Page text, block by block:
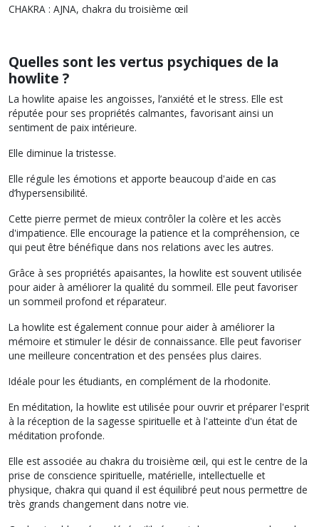
CHAKRA : AJNA, chakra du troisième œil
Quelles sont les vertus psychiques de la
howlite ?
La howlite apaise les angoisses, l’anxiété et le stress. Elle est
réputée pour ses propriétés calmantes, favorisant ainsi un
sentiment de paix intérieure.
Elle diminue la tristesse.
Elle régule les émotions et apporte beaucoup d'aide en cas
d’hypersensibilité.
Cette pierre permet de mieux contrôler la colère et les accès
d'impatience. Elle encourage la patience et la compréhension, ce
qui peut être bénéfique dans nos relations avec les autres.
Grâce à ses propriétés apaisantes, la howlite est souvent utilisée
pour aider à améliorer la qualité du sommeil. Elle peut favoriser
un sommeil profond et réparateur.
La howlite est également connue pour aider à améliorer la
mémoire et stimuler le désir de connaissance. Elle peut favoriser
une meilleure concentration et des pensées plus claires.
Idéale pour les étudiants, en complément de la rhodonite.
En méditation, la howlite est utilisée pour ouvrir et préparer l'esprit
à la réception de la sagesse spirituelle et à l'atteinte d'un état de
méditation profonde.
Elle est associée au chakra du troisième œil, qui est le centre de la
prise de conscience spirituelle, matérielle, intellectuelle et
physique, chakra qui quand il est équilibré peut nous permettre de
très grands changement dans notre vie.